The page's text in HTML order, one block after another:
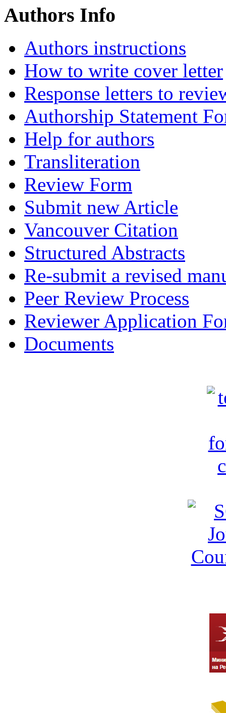
Authors Info
Authors instructions
How to write cover letter
Response letters to
Authorship Statement
Help for authors
Transliteration
Review Form
Submit new Article
Vancouver Citation
Structured Abstracts
Re-submit a revised
Peer Review Process
Reviewer Application
Documents